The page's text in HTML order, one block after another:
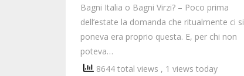
Bagni Italia o Bagni Virzi? – Poco prima
dell’estate la domanda che ritualmente ci si
poneva era proprio questa. E, per chi non
poteva…
8644 total views , 1 views today